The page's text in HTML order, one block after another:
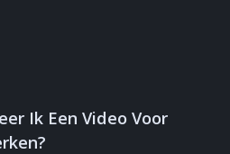
Ik Een Video Voor